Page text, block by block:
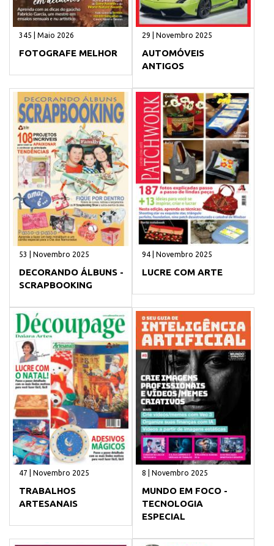
345 | Maio 2026
FOTOGRAFE MELHOR
29 | Novembro 2025
AUTOMÓVEIS
ANTIGOS
53 | Novembro 2025
DECORANDO ÁLBUNS -
SCRAPBOOKING
94 | Novembro 2025
LUCRE COM ARTE
47 | Novembro 2025
TRABALHOS
ARTESANAIS
8 | Novembro 2025
MUNDO EM FOCO -
TECNOLOGIA
ESPECIAL